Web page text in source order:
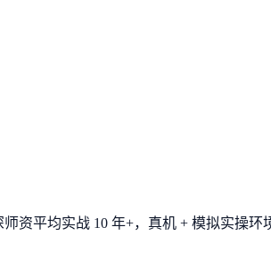
资平均实战 10 年+，真机 + 模拟实操环